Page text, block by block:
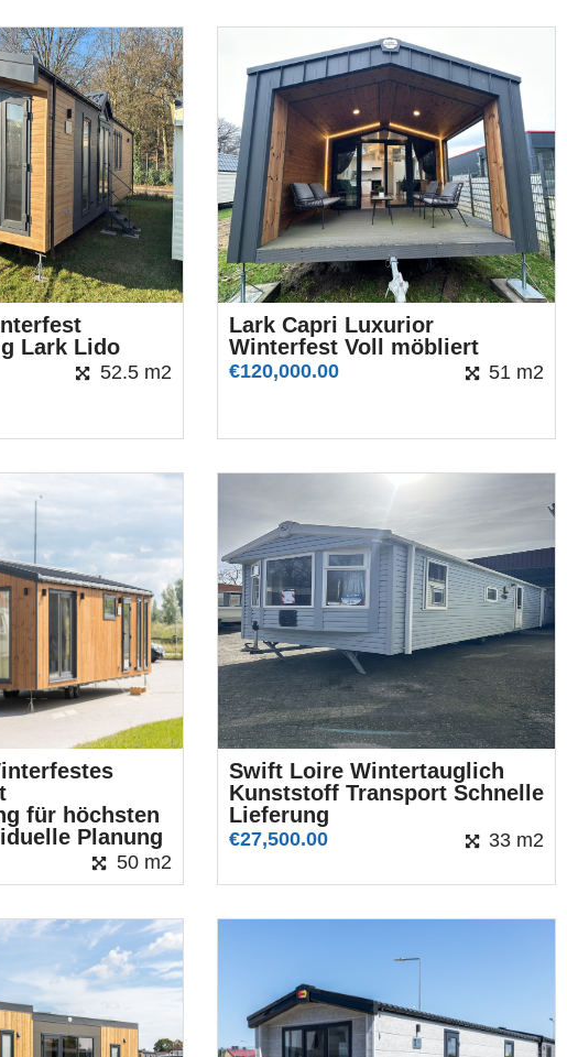
Lark Lido
52.5 m2
Lark Capri Luxurior
Winterfest Voll möbliert
€120,000.00 51 m2
für höchsten
Planung
50 m2
Swift Loire Wintertauglich
Kunststoff Transport Schnelle
Lieferung
€27,500.00 33 m2